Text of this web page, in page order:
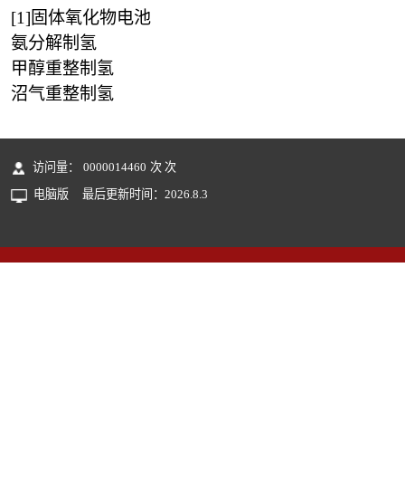
[1]固体氧化物电池
氨分解制氢
甲醇重整制氢
沼气重整制氢
访问量： 0000014460 次 次
电脑版
最后更新时间： 2026.8.3